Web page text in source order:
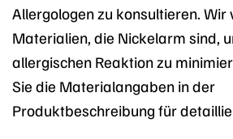
Allergologen zu konsultieren. Wir
Materialien, die Nickelarm sind,
allergischen Reaktion zu
Sie die Materialangaben in der
Produktbeschreibung für